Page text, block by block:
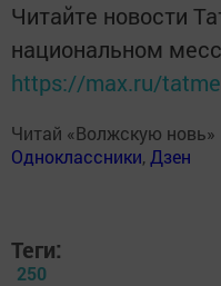
Читайте новости
национальном
https://max.ru/
Читай «Волжскую новь»
Одноклассники, Дзен
Теги:
250